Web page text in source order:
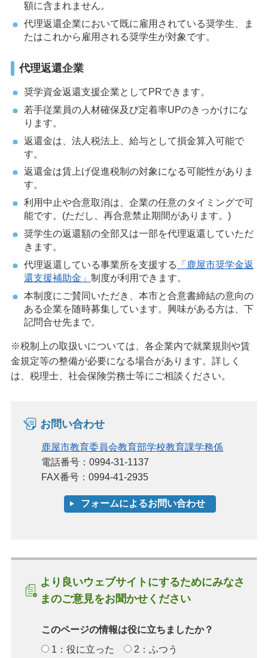
額に含まれません。
代理返還企業において既に雇用されている奨学生、ま
たはこれから雇用される奨学生が対象です。
代理返還企業
奨学資金返還支援企業としてPRできます。
若手従業員の人材確保及び定着率UPのきっかけにな
ります。
返還金は、法人税法上、給与として損金算入可能で
す。
返還金は賃上げ促進税制の対象になる可能性がありま
す。
利用中止や合意取消は、企業の任意のタイミングで可
能です。(ただし、再合意禁止期間があります。)
奨学生の返還額の全部又は一部を代理返還していただ
きます。
代理返還している事業所を支援する
「鹿屋市奨学金返
還支援補助金」 制度が利用できます。
本制度にご賛同いただき、本市と合意書締結の意向の
ある企業を随時募集しています。興味がある方は、下
記問合せ先まで。
※税制上の取扱いについては、各企業内で就業規則や賃
金規定等の整備が必要になる場合があります。詳しく
は、税理士、社会保険労務士等にご相談ください。
お問い合わせ
鹿屋市教育委員会教育部学校教育課学務係
電話番号：0994-31-1137
FAX番号：0994-41-2935
より良いウェブサイトにするためにみなさ
まのご意見をお聞かせください
このページの情報は役に立ちましたか？
1：役に立った
2：ふつう